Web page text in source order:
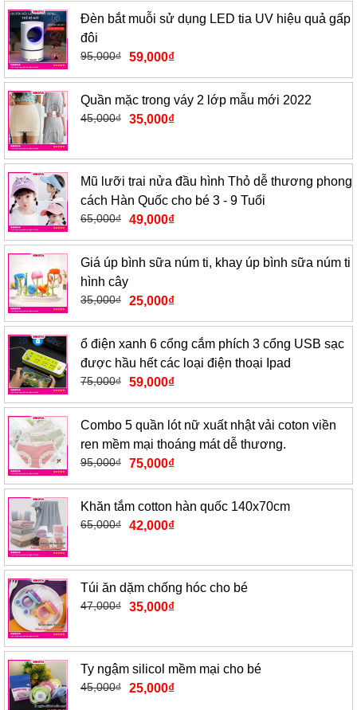
Đèn bắt muỗi sử dụng LED tia UV hiệu quả gấp
đôi
95,000₫ 59,000₫
Quần mặc trong váy 2 lớp mẫu mới 2022
45,000₫ 35,000₫
Mũ lưỡi trai nửa đầu hình Thỏ dễ thương phong
cách Hàn Quốc cho bé 3 - 9 Tuổi
65,000₫ 49,000₫
Giá úp bình sữa núm ti, khay úp bình sữa núm ti
hình cây
35,000₫ 25,000₫
ổ điện xanh 6 cổng cắm phích 3 cổng USB sạc
được hầu hết các loại điện thoại Ipad
75,000₫ 59,000₫
Combo 5 quần lót nữ xuất nhật vải coton viền
ren mềm mại thoáng mát dễ thương.
95,000₫ 75,000₫
Khăn tắm cotton hàn quốc 140x70cm
65,000₫ 42,000₫
Túi ăn dặm chống hóc cho bé
47,000₫ 35,000₫
Ty ngậm silicol mềm mại cho bé
45,000₫ 25,000₫